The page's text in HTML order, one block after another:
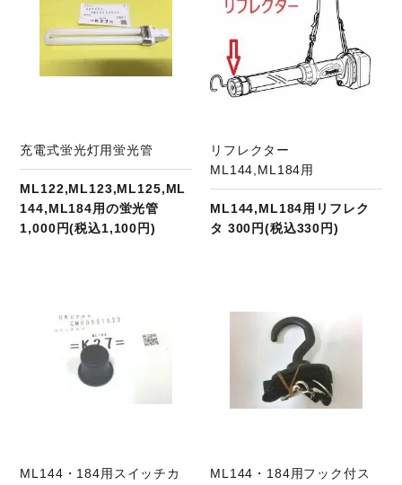
充電式蛍光灯用蛍光管
ML122,ML123,ML125,ML
144,ML184用の蛍光管
1,000円(税込1,100円)
リフレクター
ML144,ML184用
ML144,ML184用リフレク
タ 300円(税込330円)
ML144・184用スイッチカ
ML144・184用フック付ス